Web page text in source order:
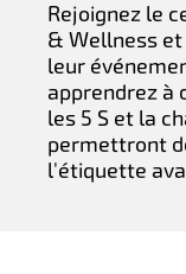
Rejoignez le
& Wellness
leur
apprendrez à
les 5 S et la
permettront
l'étiquette